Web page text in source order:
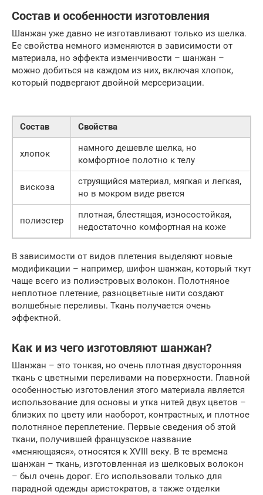
Состав и особенности изготовления
Шанжан уже давно не изготавливают только из шелка.
Ее свойства немного изменяются в зависимости от
материала, но эффекта изменчивости – шанжан –
можно добиться на каждом из них, включая хлопок,
который подвергают двойной мерсеризации.
Состав Свойства
хлопок
намного дешевле шелка, но
комфортное полотно к телу
вискоза
струящийся материал, мягкая и легкая,
но в мокром виде рвется
полиэстер
плотная, блестящая, износостойкая,
недостаточно комфортная на коже
В зависимости от видов плетения выделяют новые
модификации – например, шифон шанжан, который ткут
чаще всего из полиэстровых волокон. Полотняное
неплотное плетение, разноцветные нити создают
волшебные переливы. Ткань получается очень
эффектной.
Как и из чего изготовляют шанжан?
Шанжан – это тонкая, но очень плотная двусторонняя
ткань с цветными переливами на поверхности. Главной
особенностью изготовления этого материала является
использование для основы и утка нитей двух цветов –
близких по цвету или наоборот, контрастных, и плотное
полотняное переплетение. Первые сведения об этой
ткани, получившей французское название
«меняющаяся», относятся к XVIII веку. В те времена
шанжан – ткань, изготовленная из шелковых волокон
– был очень дорог. Его использовали только для
парадной одежды аристократов, а также отделки